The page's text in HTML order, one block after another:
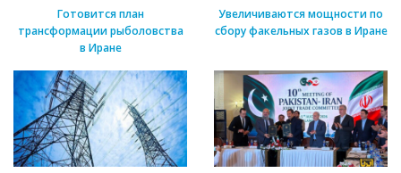
Готовится план
трансформации рыболовства
в Иране
Увеличиваются мощности по
сбору факельных газов в Иране